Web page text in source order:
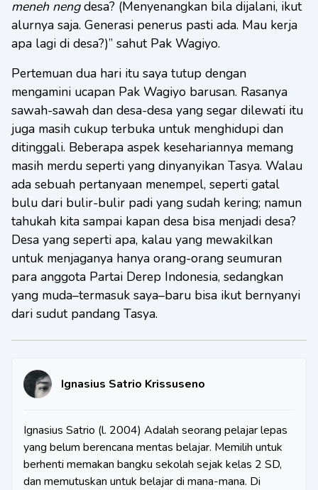
meneh nengdesa? (Menyenangkan bila dijalani, ikut
alurnya saja. Generasi penerus pasti ada. Mau kerja
apa lagi di desa?)” sahut Pak Wagiyo.
Pertemuan dua hari itu saya tutup dengan
mengamini ucapan Pak Wagiyo barusan. Rasanya
sawah-sawah dan desa-desa yang segar dilewati itu
juga masih cukup terbuka untuk menghidupi dan
ditinggali. Beberapa aspek kesehariannya memang
masih merdu seperti yang dinyanyikan Tasya. Walau
ada sebuah pertanyaan menempel, seperti gatal
bulu dari bulir-bulir padi yang sudah kering; namun
tahukah kita sampai kapan desa bisa menjadi desa?
Desa yang seperti apa, kalau yang mewakilkan
untuk menjaganya hanya orang-orang seumuran
para anggota Partai Derep Indonesia, sedangkan
yang muda–termasuk saya–baru bisa ikut bernyanyi
dari sudut pandang Tasya.
Ignasius Satrio Krissuseno
Ignasius Satrio (l. 2004) Adalah seorang pelajar lepas
yang belum berencana mentas belajar. Memilih untuk
berhenti memakan bangku sekolah sejak kelas 2 SD,
dan memutuskan untuk belajar di mana-mana. Di